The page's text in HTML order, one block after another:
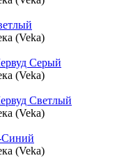
(Veka)
Серый
(Veka)
Светлый
(Veka)
Синий
(Veka)